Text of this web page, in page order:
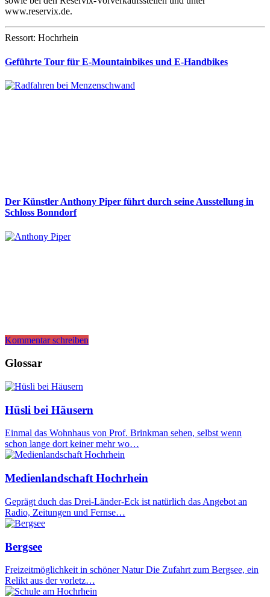
www.reservix.de.
Ressort: Hochrhein
Geführte Tour für E-Mountainbikes und E-Handbikes
Der Künstler Anthony Piper führt durch seine Ausstellung in
Schloss Bonndorf
Kommentar schreiben
Glossar
Hüsli bei Häusern
Einmal das Wohnhaus von Prof. Brinkman sehen, selbst wenn
schon lange dort keiner mehr wo…
Medienlandschaft Hochrhein
Geprägt duch das Drei-Länder-Eck ist natürlich das Angebot an
Radio, Zeitungen und Fernse…
Bergsee
Freizeitmöglichkeit in schöner Natur Die Zufahrt zum Bergsee, ein
Relikt aus der vorletz…